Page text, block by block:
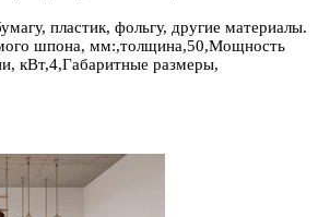
пластик, фольгу, другие материалы.
шпона, мм:,толщина,50,Мощность
кВт,4,Габаритные размеры,